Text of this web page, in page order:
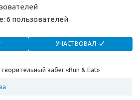
6 пользователей
УЧАСТВОВАЛ
забег «Run & Eat»